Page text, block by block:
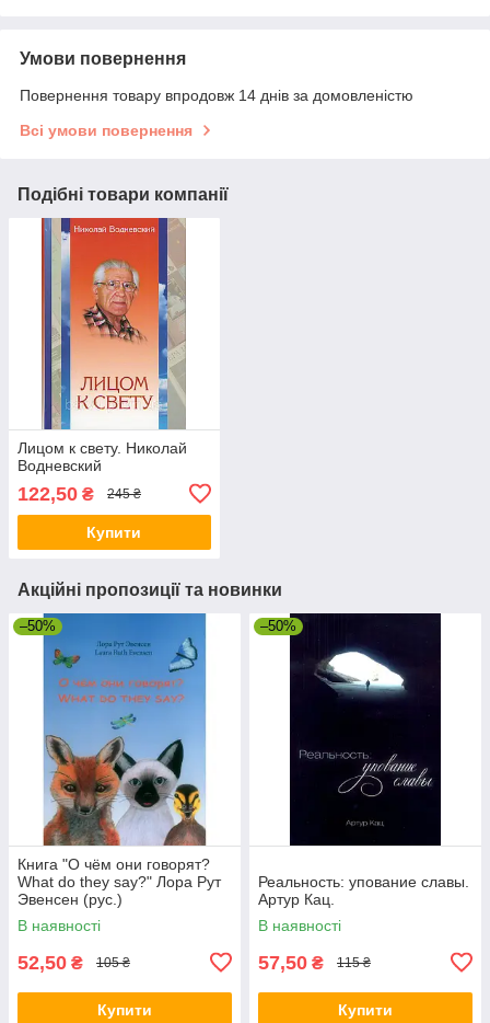
Умови повернення
Повернення товару впродовж 14 днів за домовленістю
Всі умови повернення
Подібні товари компанії
Лицом к свету. Николай
Водневский
122,50 ₴ 245 ₴
Купити
Акційні пропозиції та новинки
–50%
Книга "О чём они говорят?
What do they say?" Лора Рут
Эвенсен (рус.)
В наявності
52,50 ₴ 105 ₴
Купити
–50%
Реальность: упование славы.
Артур Кац.
В наявності
57,50 ₴ 115 ₴
Купити